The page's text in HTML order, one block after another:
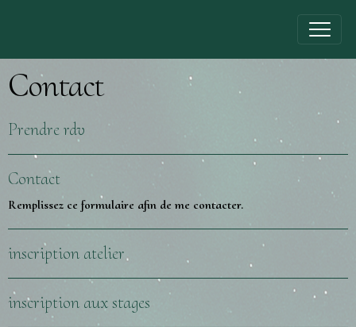
Contact
Prendre rdv
Contact
Remplissez ce formulaire afin de me contacter.
inscription atelier
inscription aux stages